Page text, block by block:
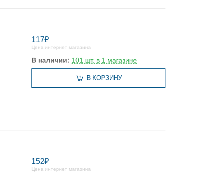
117₽
Цена интернет магазина
В наличии: 101 шт. в 1 магазине
В КОРЗИНУ
152₽
Цена интернет магазина